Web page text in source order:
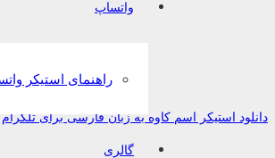
واتساپ
راهنمای استیکر
گالری
دانلود استیکر اسم کاوه به زبان فارسی برای تلگرام